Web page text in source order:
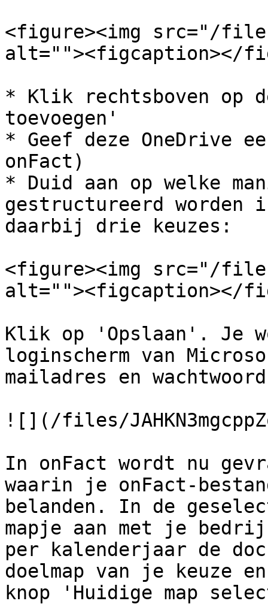
<figure><img src="/
alt=""><figcaption></
* Klik rechtsboven op
toevoegen'
* Geef deze OneDrive
onFact)
* Duid aan op welke
gestructureerd
daarbij drie keuzes:
<figure><img src="/
alt=""><figcaption></
Klik op 'Opslaan'. Je
loginscherm van
mailadres en
![](/files/
In onFact wordt nu
waarin je onFact-
belanden. In de
mapje aan met je
per kalenderjaar de
doelmap van je keuze
knop 'Huidige map